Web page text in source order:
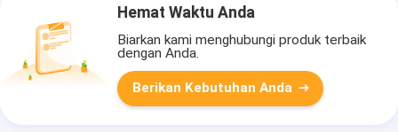
Hemat Waktu Anda
Biarkan kami menghubungi produk terbaik
dengan Anda.
Berikan Kebutuhan Anda